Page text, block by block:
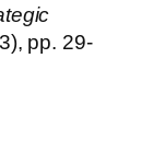
pp. 29-